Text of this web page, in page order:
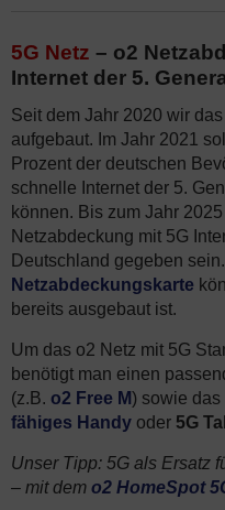
5G Netz – o2
Internet der 5.
Seit dem Jahr 2020 wir das
aufgebaut. Im Jahr 2021
Prozent der deutschen
schnelle Internet der 5.
können. Bis zum Jahr
Netzabdeckung mit 5G
Deutschland gegeben
Netzabdeckungskarte
bereits ausgebaut ist.
Um das o2 Netz mit 5G
benötigt man einen
(z.B. o2 Free M) sowie
fähiges Handy oder 5G
Unser Tipp: 5G als Ersatz
– mit dem o2 HomeSpot